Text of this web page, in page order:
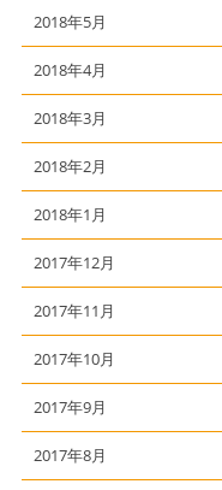
2018年5月
2018年4月
2018年3月
2018年2月
2018年1月
2017年12月
2017年11月
2017年10月
2017年9月
2017年8月